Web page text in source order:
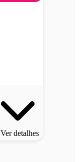
Ver detalhes